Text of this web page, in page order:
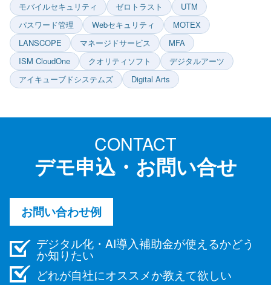
モバイルセキュリティ
ゼロトラスト
UTM
パスワード管理
Webセキュリティ
MOTEX
LANSCOPE
マネージドサービス
MFA
ISM CloudOne
クオリティソフト
デジタルアーツ
アイキューブドシステムズ
Digital Arts
CONTACT
デモ申込・お問い合せ
お問い合わせ例
デジタル化・AI導入補助金が使えるかどう
か知りたい
どれが自社にオススメか教えて欲しい